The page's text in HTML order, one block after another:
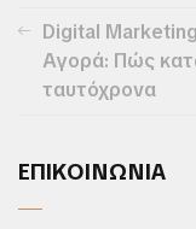
Digital
Αγορά: Πώς
ταυτόχρονα
ΕΠΙΚΟΙΝΩΝΙΑ